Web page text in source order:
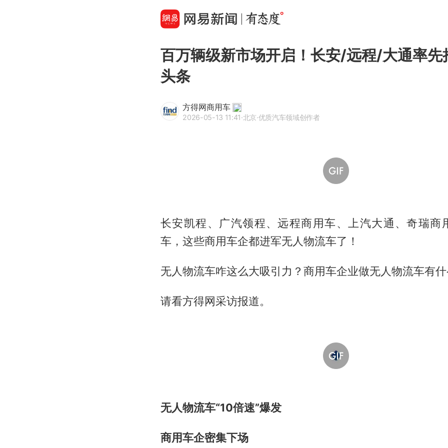
百万辆级新市场开启！长安/远程/大通率先
头条
方得网商用车
2026-05-13 11:41·北京·优质汽车领域创作者
长安凯程、广汽领程、远程商用车、上汽大通、奇瑞商
车，这些商用车企都进军无人物流车了！
无人物流车咋这么大吸引力？商用车企业做无人物流车有
请看方得网采访报道。
无人物流车“10倍速”爆发
商用车企密集下场